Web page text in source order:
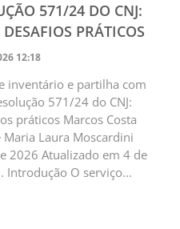
571/24 DO CNJ:
PRÁTICOS
12:18
inventário e partilha com
571/24 do CNJ:
práticos Marcos Costa
Maria Laura Moscardini
2026 Atualizado em 4 de
Introdução O serviço...